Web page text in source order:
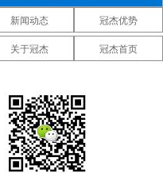
器
晶振 康纳温菲尔
德晶振
晶振 Abracon晶
振
格林雷
晶振
美国SiTime
晶振
Statek 新西兰瑞康
新闻动态 冠杰优势
关于冠杰 冠杰首页